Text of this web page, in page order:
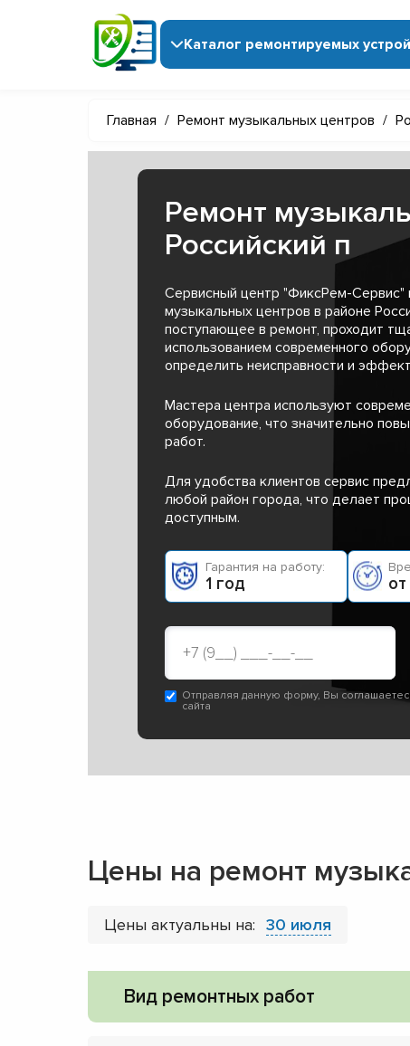
Каталог ремонтируемых
Главная / Ремонт музыкальных центров /
Ремонт
Российский п
Сервисный центр "ФиксРем-Сервис"
музыкальных центров в районе
поступающее в ремонт, проходит
использованием современного
определить неисправности и
Мастера центра используют
оборудование, что значительно
работ.
Для удобства клиентов сервис
любой район города, что делает
доступным.
Гарантия на работу:
1 год
Отправляя данную форму, Вы
сайта
Цены на ремонт
Цены актуальны на: 30 июля
Вид ремонтных работ